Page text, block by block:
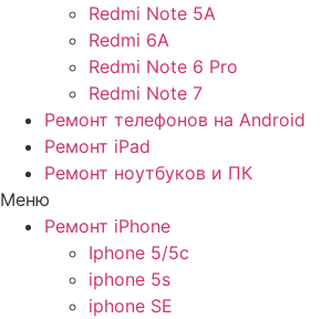
Redmi Note 5A
Redmi 6A
Redmi Note 6 Pro
Redmi Note 7
Ремонт телефонов на Android
Ремонт iPad
Ремонт ноутбуков и ПК
Меню
Ремонт iPhone
Iphone 5/5c
iphone 5s
iphone SE